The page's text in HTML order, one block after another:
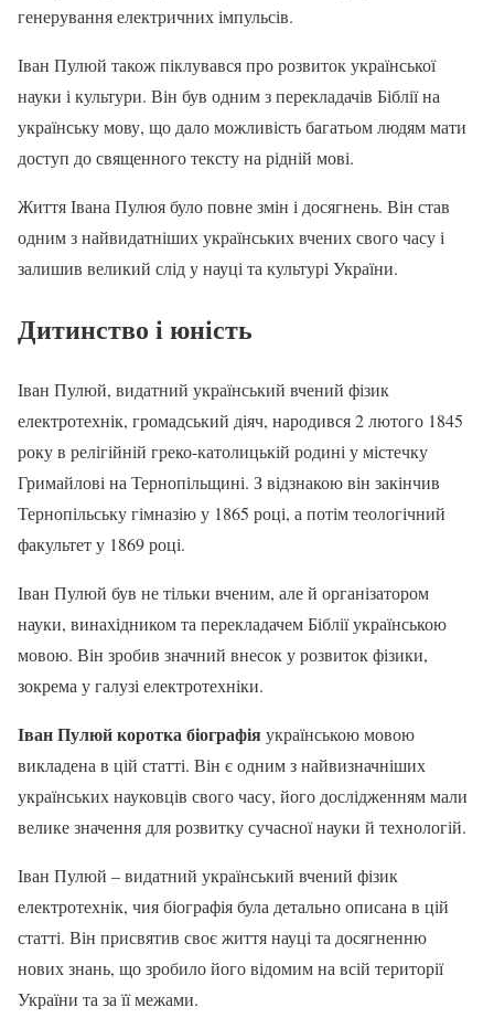
генерування електричних імпульсів.
Іван Пулюй також піклувався про розвиток української
науки і культури. Він був одним з перекладачів Біблії на
українську мову, що дало можливість багатьом людям мати
доступ до священного тексту на рідній мові.
Життя Івана Пулюя було повне змін і досягнень. Він став
одним з найвидатніших українських вчених свого часу і
залишив великий слід у науці та культурі України.
Дитинство і юність
Іван Пулюй, видатний український вчений фізик
електротехнік, громадський діяч, народився 2 лютого 1845
року в релігійній греко-католицькій родині у містечку
Гримайлові на Тернопільщині. З відзнакою він закінчив
Тернопільську гімназію у 1865 році, а потім теологічний
факультет у 1869 році.
Іван Пулюй був не тільки вченим, але й організатором
науки, винахідником та перекладачем Біблії українською
мовою. Він зробив значний внесок у розвиток фізики,
зокрема у галузі електротехніки.
Іван Пулюй коротка біографіяукраїнською мовою
викладена в цій статті. Він є одним з найвизначніших
українських науковців свого часу, його дослідженням мали
велике значення для розвитку сучасної науки й технологій.
Іван Пулюй – видатний український вчений фізик
електротехнік, чия біографія була детально описана в цій
статті. Він присвятив своє життя науці та досягненню
нових знань, що зробило його відомим на всій території
України та за її межами.